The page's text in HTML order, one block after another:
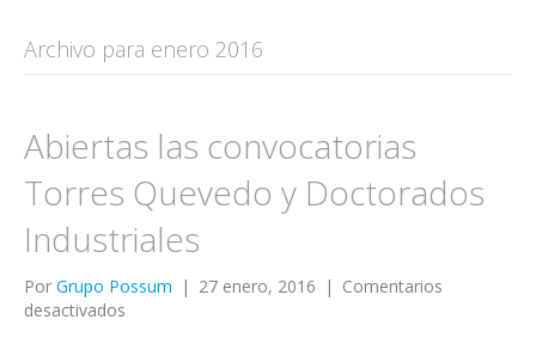
Archivo para enero 2016
Abiertas las convocatorias
Torres Quevedo y Doctorados
Industriales
Por Grupo Possum | 27 enero, 2016 | Comentarios
desactivados